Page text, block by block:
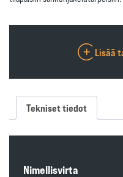
Lisää
Tekniset tiedot
Nimellisvirta